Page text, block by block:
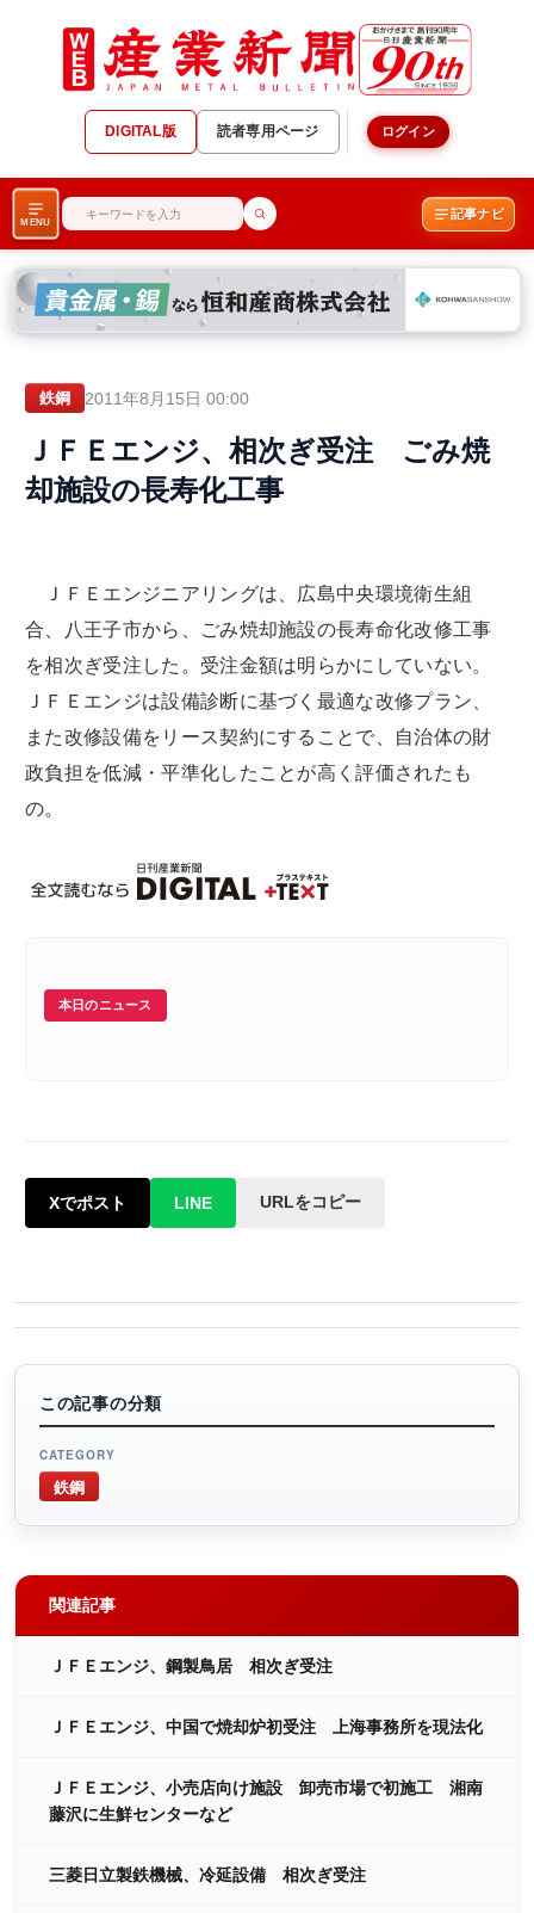
DIGITAL版 読者専用ページ ログイン
MENU
記事ナビ
鉄鋼 2011年8月15日 00:00
ＪＦＥエンジ、相次ぎ受注 ごみ焼
却施設の長寿化工事
ＪＦＥエンジニアリングは、広島中央環境衛生組
合、八王子市から、ごみ焼却施設の長寿命化改修工事
を相次ぎ受注した。受注金額は明らかにしていない。
ＪＦＥエンジは設備診断に基づく最適な改修プラン、
また改修設備をリース契約にすることで、自治体の財
政負担を低減・平準化したことが高く評価されたも
の。
本日のニュース
Xでポスト LINE URLをコピー
この記事の分類
CATEGORY
鉄鋼
関連記事
ＪＦＥエンジ、鋼製鳥居 相次ぎ受注
ＪＦＥエンジ、中国で焼却炉初受注 上海事務所を現法化
ＪＦＥエンジ、小売店向け施設 卸売市場で初施工 湘南
藤沢に生鮮センターなど
三菱日立製鉄機械、冷延設備 相次ぎ受注